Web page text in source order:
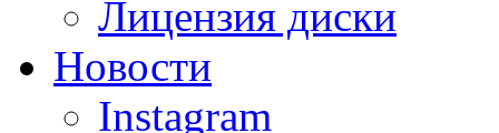
Лицензия диски
Новости
Instagram